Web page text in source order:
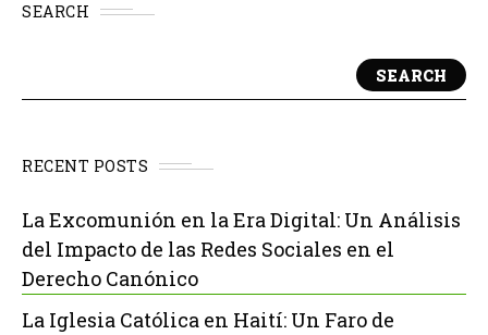
SEARCH
SEARCH
RECENT POSTS
La Excomunión en la Era Digital: Un Análisis
del Impacto de las Redes Sociales en el
Derecho Canónico
La Iglesia Católica en Haití: Un Faro de